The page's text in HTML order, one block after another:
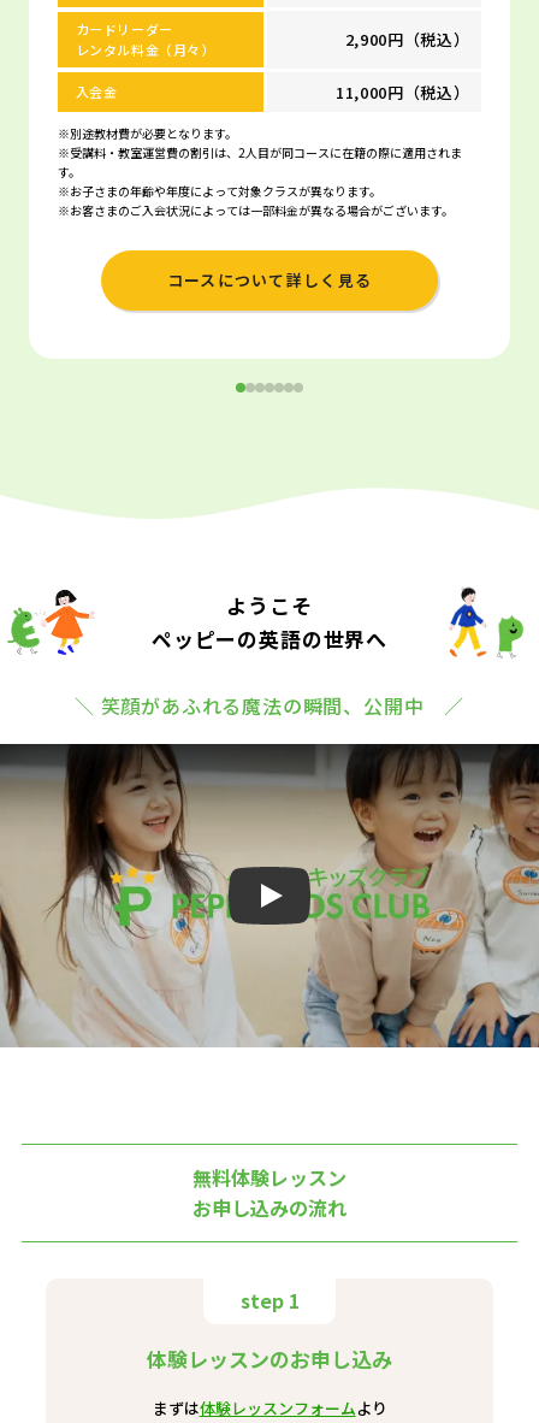
カードリーダー
レンタル料金（月々）
2,900円（税込）
入会金 11,000円（税込）
※別途教材費が必要となります。
※受講料・教室運営費の割引は、2人目が同コースに在籍の際に適用されま
す。
※お子さまの年齢や年度によって対象クラスが異なります。
※お客さまのご入会状況によっては一部料金が異なる場合がございます。
コースについて詳しく見る
ようこそ
ペッピーの英語の世界へ
＼ 笑顔があふれる魔法の瞬間、公開中 ／
Play
無料体験レッスン
お申し込みの流れ
step 1
体験レッスンのお申し込み
まずは体験レッスンフォームより